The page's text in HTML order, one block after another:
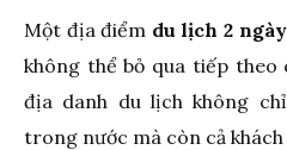
Một địa điểm du lịch 2
không thể bỏ qua tiếp theo
địa danh du lịch không
trong nước mà còn cả khách